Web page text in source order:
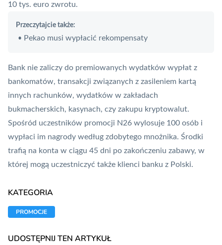
10 tys. euro zwrotu.
Przeczytajcie także:
• Pekao musi wypłacić rekompensaty
Bank nie zaliczy do premiowanych wydatków wypłat z
bankomatów, transakcji związanych z zasileniem kartą
innych rachunków, wydatków w zakładach
bukmacherskich, kasynach, czy zakupu kryptowalut.
Spośród uczestników promocji N26 wylosuje 100 osób i
wypłaci im nagrody według zdobytego mnożnika. Środki
trafią na konta w ciągu 45 dni po zakończeniu zabawy, w
której mogą uczestniczyć także klienci banku z Polski.
KATEGORIA
PROMOCJE
UDOSTĘPNIJ TEN ARTYKUŁ